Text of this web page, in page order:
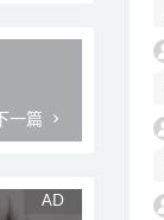
下一篇